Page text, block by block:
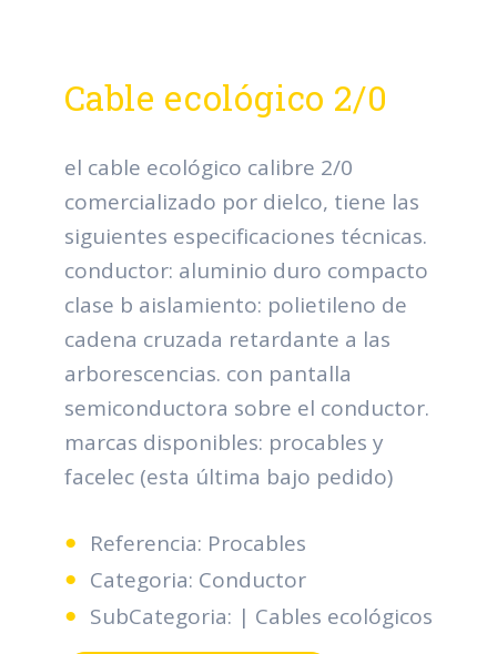
Cable ecológico 2/0
el cable ecológico calibre 2/0
comercializado por dielco, tiene las
siguientes especificaciones técnicas.
conductor: aluminio duro compacto
clase b aislamiento: polietileno de
cadena cruzada retardante a las
arborescencias. con pantalla
semiconductora sobre el conductor.
marcas disponibles: procables y
facelec (esta última bajo pedido)
Referencia: Procables
Categoria: Conductor
SubCategoria: | Cables ecológicos